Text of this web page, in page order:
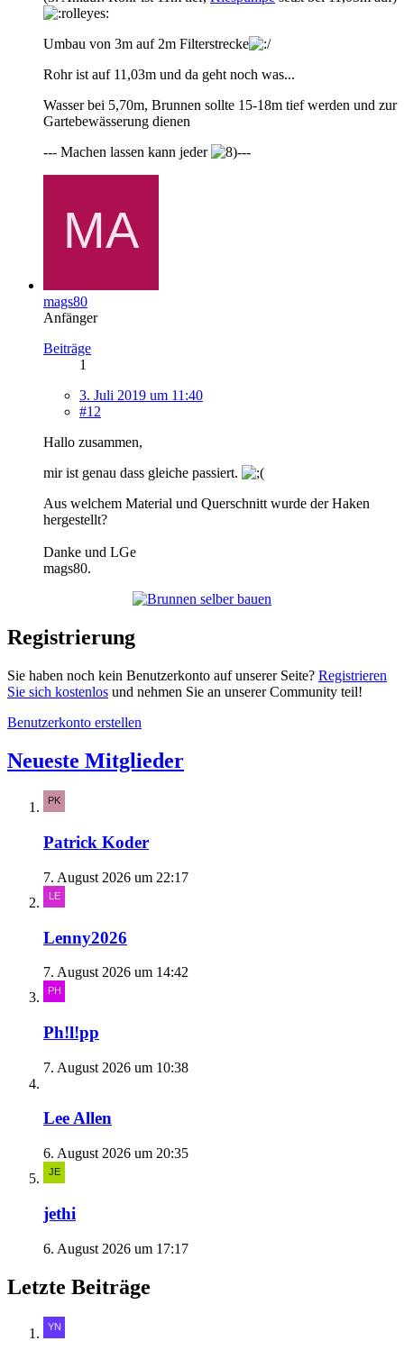
Umbau von 3m auf 2m Filterstrecke
Rohr ist auf 11,03m und da geht noch was...
Wasser bei 5,70m, Brunnen sollte 15-18m tief werden und zur
Gartebewässerung dienen
--- Machen lassen kann jeder
---
mags80
Anfänger
Beiträge
1
3. Juli 2019 um 11:40
#12
Hallo zusammen,
mir ist genau dass gleiche passiert.
Aus welchem Material und Querschnitt wurde der Haken
hergestellt?
Danke und LGe
mags80.
Registrierung
Sie haben noch kein Benutzerkonto auf unserer Seite? Registrieren
Sie sich kostenlos und nehmen Sie an unserer Community teil!
Benutzerkonto erstellen
Neueste Mitglieder
Patrick Koder
7. August 2026 um 22:17
Lenny2026
7. August 2026 um 14:42
Ph!l!pp
7. August 2026 um 10:38
Lee Allen
6. August 2026 um 20:35
jethi
6. August 2026 um 17:17
Letzte Beiträge